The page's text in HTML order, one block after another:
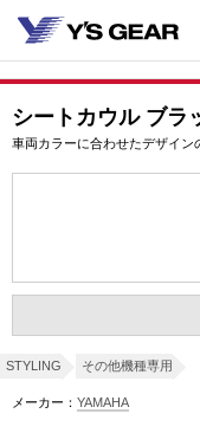
シートカウル ブラ
車両カラーに合わせたデザイン
STYLING その他機種専用
メーカー： YAMAHA